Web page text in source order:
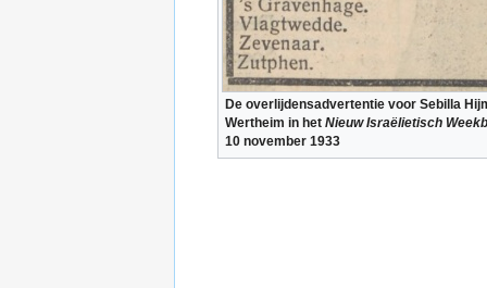
De overlijdensadvertentie voor Sebilla
Wertheim in het Nieuw Israëlietisch
10 november 1933